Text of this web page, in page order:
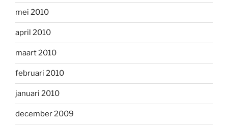
mei 2010
april 2010
maart 2010
februari 2010
januari 2010
december 2009